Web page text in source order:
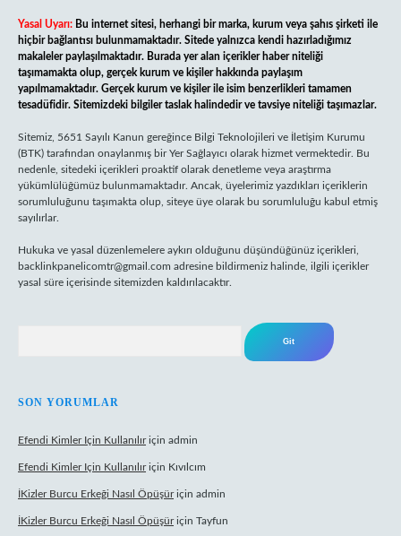
Yasal Uyarı: Bu internet sitesi, herhangi bir marka, kurum veya şahıs şirketi ile
hiçbir bağlantısı bulunmamaktadır. Sitede yalnızca kendi hazırladığımız
makaleler paylaşılmaktadır. Burada yer alan içerikler haber niteliği
taşımamakta olup, gerçek kurum ve kişiler hakkında paylaşım
yapılmamaktadır. Gerçek kurum ve kişiler ile isim benzerlikleri tamamen
tesadüfidir. Sitemizdeki bilgiler taslak halindedir ve tavsiye niteliği taşımazlar.
Sitemiz, 5651 Sayılı Kanun gereğince Bilgi Teknolojileri ve İletişim Kurumu
(BTK) tarafından onaylanmış bir Yer Sağlayıcı olarak hizmet vermektedir. Bu
nedenle, sitedeki içerikleri proaktif olarak denetleme veya araştırma
yükümlülüğümüz bulunmamaktadır. Ancak, üyelerimiz yazdıkları içeriklerin
sorumluluğunu taşımakta olup, siteye üye olarak bu sorumluluğu kabul etmiş
sayılırlar.
Hukuka ve yasal düzenlemelere aykırı olduğunu düşündüğünüz içerikleri,
backlinkpanelicomtr@gmail.com adresine bildirmeniz halinde, ilgili içerikler
yasal süre içerisinde sitemizden kaldırılacaktır.
SON YORUMLAR
Efendi Kimler Için Kullanılıriçin admin
Efendi Kimler Için Kullanılıriçin Kıvılcım
İKizler Burcu Erkeği Nasıl Öpüşüriçin admin
İKizler Burcu Erkeği Nasıl Öpüşüriçin Tayfun